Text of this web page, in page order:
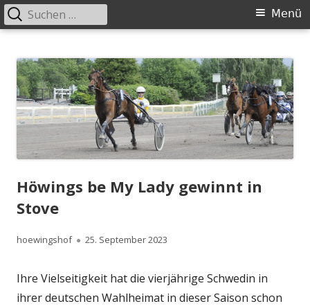
zum
Inhalt
Primäres
Menü
Suchen
nach:
Höwings be My Lady gewinnt in
Stove
Autor
hoewingshof
Veröffentlicht
25. September 2023
Ihre Vielseitigkeit hat die vierjährige Schwedin in
ihrer deutschen Wahlheimat in dieser Saison schon